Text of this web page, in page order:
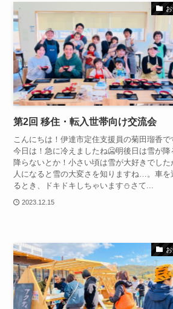
第2回 移住・転入世帯向け交流会
こんにちは！伊達市定住支援員の菊田瑠香で
今日は！急に冷えましたね🥶明後日は雪が降
降らないとか！小さい頃は雪が大好きでした
人になると雪の大変さを知りますね…。車を
るとき、ドキドキしちゃいます⛄さて...
2023.12.15